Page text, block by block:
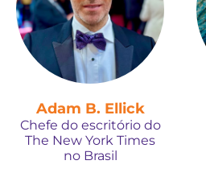
Adam B. Ellick
Chefe do escritório do
The New York Times
no Brasil